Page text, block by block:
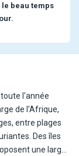
le beau temps
l'année
de l'Afrique,
entre plages
Des îles
une large